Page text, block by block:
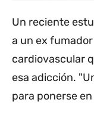
Un reciente
a un ex
cardiovascular
esa adicción.
para ponerse